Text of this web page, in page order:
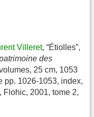
Villeret, “Étiolles”,
des
25 cm, 1053
pp. 1026-1053, index,
Flohic, 2001, tome 2,